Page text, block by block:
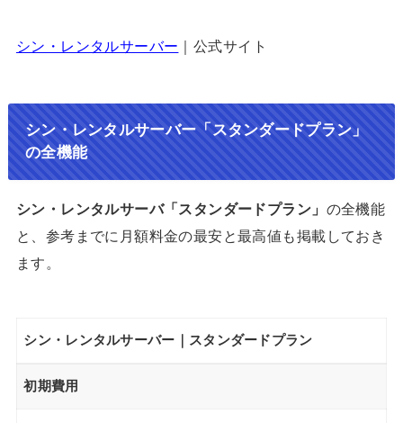
シン・レンタルサーバー ｜公式サイト
シン・レンタルサーバー「スタンダードプラン」
の全機能
シン・レンタルサーバ「スタンダードプラン」 の全機能
と、参考までに月額料金の最安と最高値も掲載しておき
ます。
シン・レンタルサーバー｜スタンダードプラン
初期費用